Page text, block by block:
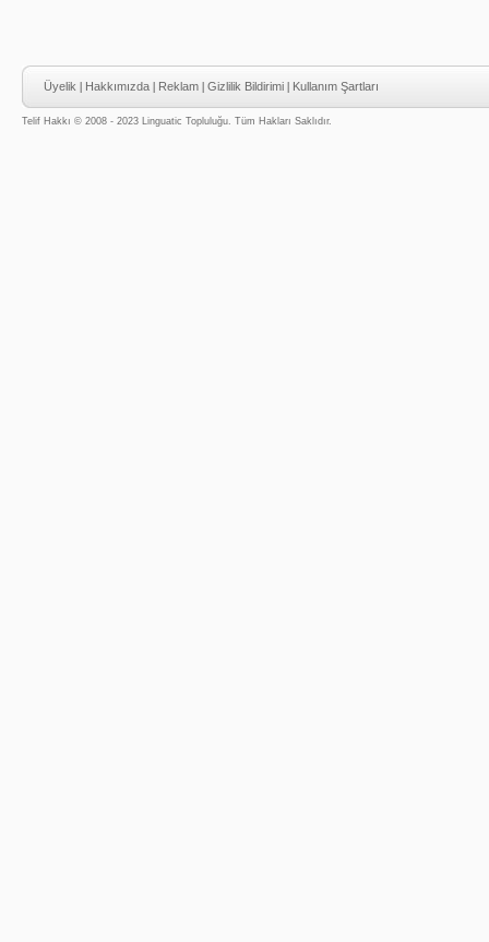
Üyelik | Hakkımızda | Reklam | Gizlilik Bildirimi | Kullanım Şartları
Telif Hakkı © 2008 - 2023 Linguatic Topluluğu. Tüm Hakları Saklıdır.